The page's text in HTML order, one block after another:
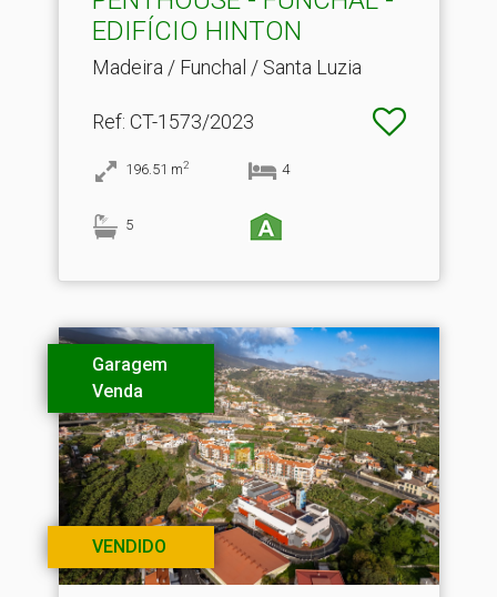
EDIFÍCIO HINTON
Madeira / Funchal / Santa Luzia
Ref: CT-1573/2023
196.51 m2 4
5
Garagem
Venda
VENDIDO